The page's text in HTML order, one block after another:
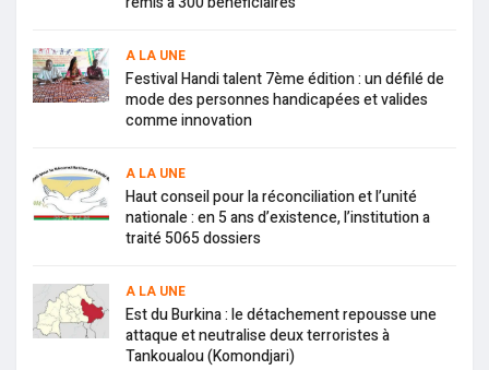
A LA UNE
Festival Handi talent 7ème édition : un défilé de
mode des personnes handicapées et valides
comme innovation
A LA UNE
Haut conseil pour la réconciliation et l’unité
nationale : en 5 ans d’existence, l’institution a
traité 5065 dossiers
A LA UNE
Est du Burkina : le détachement repousse une
attaque et neutralise deux terroristes à
Tankoualou (Komondjari)